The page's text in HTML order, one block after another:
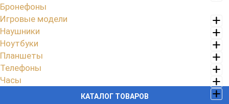
КАТАЛОГ ТОВАРОВ
Бронефоны
Игровые модели
Наушники
Ноутбуки
Планшеты
Телефоны
Часы